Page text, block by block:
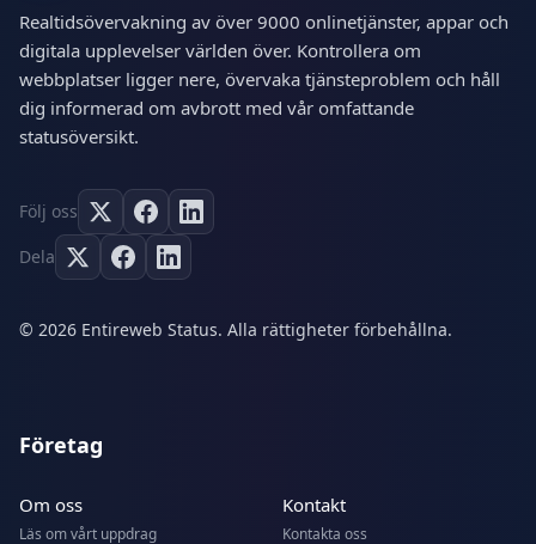
Realtidsövervakning av över 9000 onlinetjänster, appar och
digitala upplevelser världen över. Kontrollera om
webbplatser ligger nere, övervaka tjänsteproblem och håll
dig informerad om avbrott med vår omfattande
statusöversikt.
Följ oss
Dela
© 2026 Entireweb Status. Alla rättigheter förbehållna.
Företag
Om oss
Läs om vårt uppdrag
Kontakt
Kontakta oss